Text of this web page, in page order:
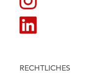
RECHTLICHES